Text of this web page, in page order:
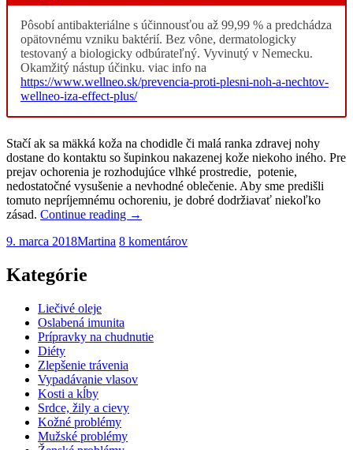
Pôsobí antibakteriálne s účinnousťou až 99,99 % a predchádza
opätovnému vzniku baktérií. Bez vône, dermatologicky
testovaný a biologicky odbúrateľný. Vyvinutý v Nemecku.
Okamžitý nástup účinku. viac info na
https://www.wellneo.sk/prevencia-proti-plesni-noh-a-nechtov-
wellneo-iza-effect-plus/
Stačí ak sa mäkká koža na chodidle či malá ranka zdravej nohy
dostane do kontaktu so šupinkou nakazenej kože niekoho iného. Pre
prejav ochorenia je rozhodujúce vlhké prostredie, potenie,
nedostatočné vysušenie a nevhodné oblečenie. Aby sme predišli
tomuto nepríjemnému ochoreniu, je dobré dodržiavať niekoľko
zásad. Continue reading →
9. marca 2018Martina 8 komentárov
Kategórie
Liečivé oleje
Oslabená imunita
Prípravky na chudnutie
Diéty
Zlepšenie trávenia
Vypadávanie vlasov
Kosti a kĺby
Srdce, žily a cievy
Kožné problémy
Mužské problémy